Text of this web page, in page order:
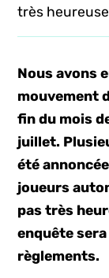
très
Nous avons
mouvement
fin du mois
juillet.
été
joueurs
pas très
enquête
règlements.